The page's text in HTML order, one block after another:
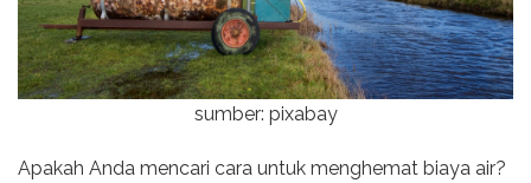
sumber: pixabay
Apakah Anda mencari cara untuk menghemat biaya air?